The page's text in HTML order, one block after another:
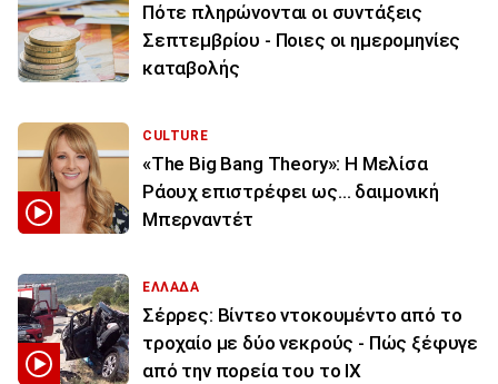
Πότε πληρώνονται οι συντάξεις
Σεπτεμβρίου - Ποιες οι ημερομηνίες
καταβολής
CULTURE
«The Big Bang Theory»: Η Μελίσα
Ράουχ επιστρέφει ως… δαιμονική
Μπερναντέτ
ΕΛΛΑΔΑ
Σέρρες: Βίντεο ντοκουμέντο από το
τροχαίο με δύο νεκρούς - Πώς ξέφυγε
από την πορεία του το ΙΧ